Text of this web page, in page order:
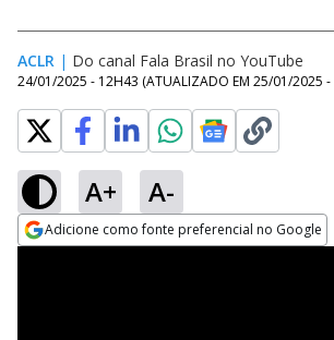
ACLR | Do canal Fala Brasil no YouTube
24/01/2025 - 12H43 (ATUALIZADO EM 25/01/2025 -
A+ A-
Adicione como fonte preferencial no Google